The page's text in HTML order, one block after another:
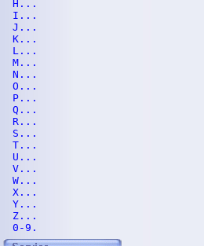
H...
I...
J...
K...
L...
M...
N...
O...
P...
Q...
R...
S...
T...
U...
V...
W...
X...
Y...
Z...
0-9.